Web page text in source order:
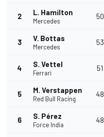
2 L. Hamilton
Mercedes
50
3 V. Bottas
Mercedes
53
4 S. Vettel
Ferrari
51
5 M. Verstappen
Red Bull Racing
48
6 S. Pérez
Force India
48